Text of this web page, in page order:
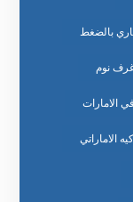
بالضغط
نوم
الامارات
الاماراتي